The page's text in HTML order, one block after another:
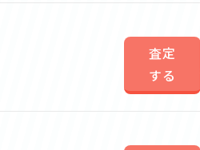
査定
する